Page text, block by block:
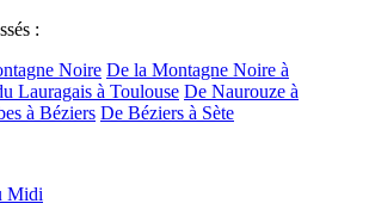
:
Noire De la Montagne Noire à
Lauragais à Toulouse De Naurouze à
à Béziers De Béziers à Sète
Midi